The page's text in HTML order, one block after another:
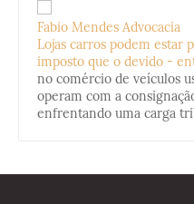
Fabio Mendes Advocacia
Lojas carros podem estar
imposto que o devido -
no comércio de veículos
operam com a
enfrentando uma carga